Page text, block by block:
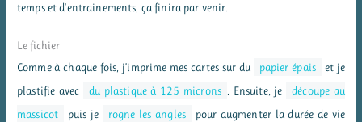
temps et d’entrainements, ça finira par venir.
Le fichier
Comme à chaque fois, j’imprime mes cartes sur du
papier épais
et je
plastifie avec
du plastique à 125 microns . Ensuite, je
découpe au
massicot
puis je rogne les angles
pour augmenter la durée de vie